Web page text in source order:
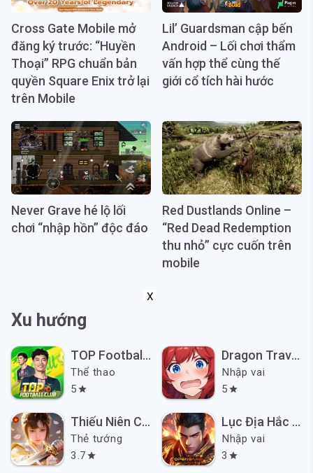
Cross Gate Mobile mở
đăng ký trước: “Huyền
Thoại” RPG chuẩn bản
quyền Square Enix trở lại
trên Mobile
Lil’ Guardsman cập bến
Android – Lối chơi thẩm
vấn hợp thể cùng thế
giới cổ tích hài hước
Never Grave hé lộ lối
chơi “nhập hồn” độc đáo
Red Dustlands Online –
“Red Dead Redemption
thu nhỏ” cực cuốn trên
mobile
X
Xu hướng
TOP Football Club Mobile
Thể thao
5 star
Dragon Traveler VN
Nhập vai
5 star
Thiếu Niên Ca Hành: Khởi Động
Thẻ tướng
3.7 star
Lục Địa Hắc Ám
Nhập vai
3 star